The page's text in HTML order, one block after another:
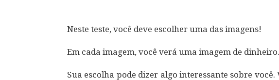
Neste teste, você deve escolher uma das imagens!
Em cada imagem, você verá uma imagem de
Sua escolha pode dizer algo interessante sobre você.